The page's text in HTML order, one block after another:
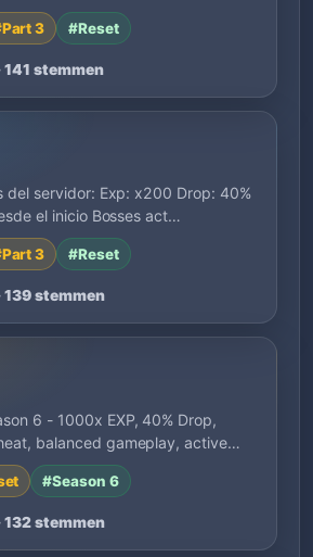
3 #Reset
141 stemmen
del servidor: Exp: x200 Drop: 40%
el inicio Bosses act…
3 #Reset
139 stemmen
6 - 1000x EXP, 40% Drop,
balanced gameplay, active
#Season 6
132 stemmen